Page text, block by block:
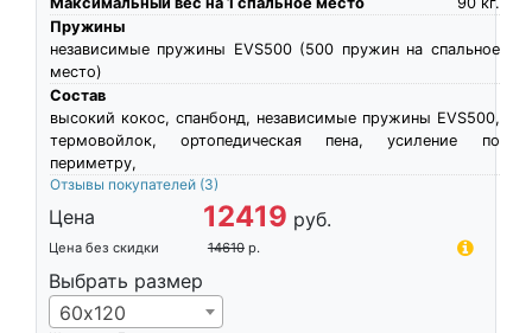
Пружины
независимые пружины EVS500 (500 пружин на спальное
место)
Состав
высокий кокос, спанбонд, независимые пружины EVS500,
термовойлок, ортопедическая пена, усиление по
периметру,
Отзывы покупателей (3)
Цена 12419 руб.
Цена без скидки 14610 р.
Выбрать размер
60х120